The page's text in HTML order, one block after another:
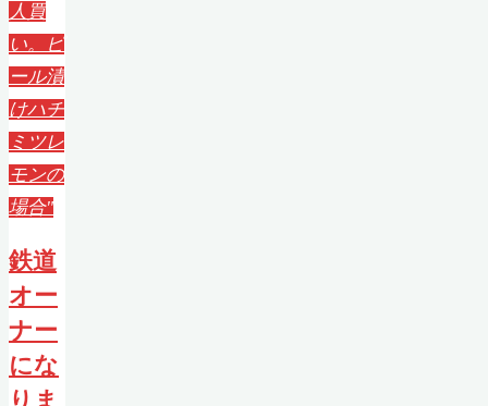
人買
い。ピ
ール漬
けハチ
ミツレ
モンの
場合"
鉄道
オー
ナー
にな